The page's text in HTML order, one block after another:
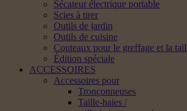
Sécateur électrique portable
Scies à tirer
Outils de jardin
Outils de cuisine
Couteaux pour le greffage et la
Édition spéciale
ACCESSOIRES
Accessoires pour
Tronçonneuses
Taille-haies /